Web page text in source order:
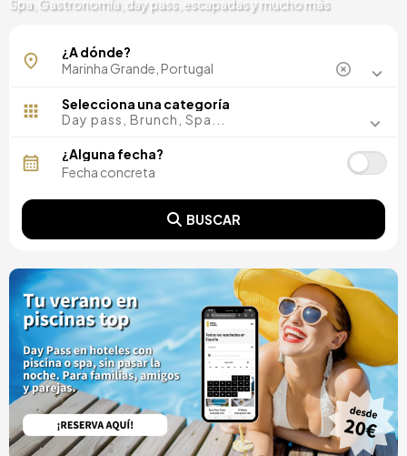
Spa, Gastronomía, day pass, escapadas y mucho más
Vieira de Leiria
¿A dónde?
Selecciona una categoría
Day pass, Brunch, Spa...
¿Alguna fecha?
BUSCAR